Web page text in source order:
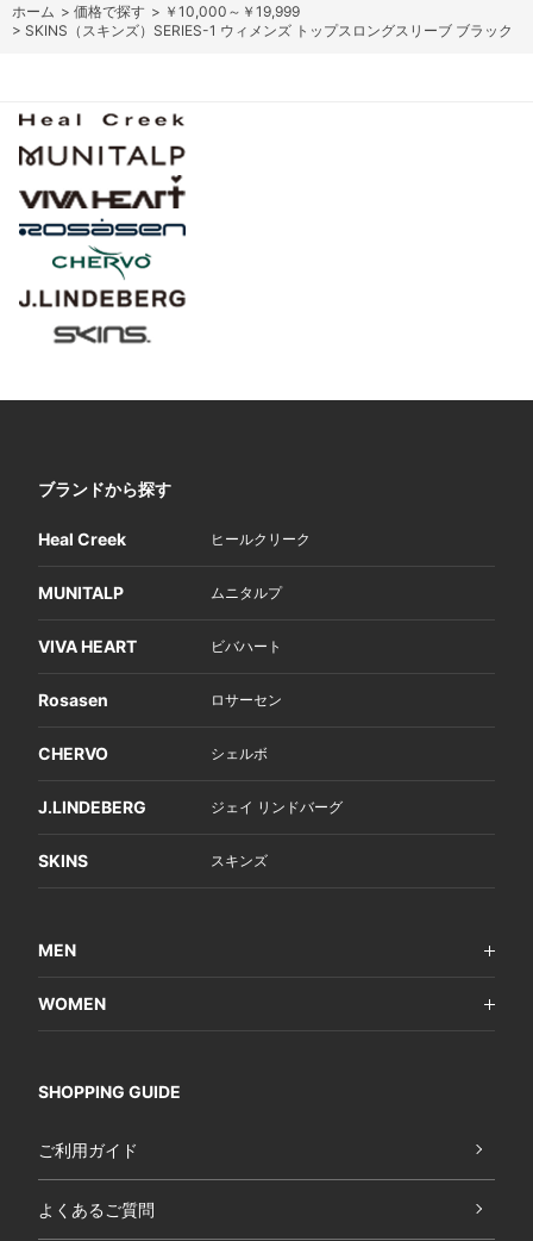
ホーム > 価格で探す > ￥10,000～￥19,999
> SKINS（スキンズ）SERIES-1 ウィメンズ トップスロングスリーブ ブラック
ブランドから探す
Heal Creek ヒールクリーク
MUNITALP ムニタルプ
VIVA HEART ビバハート
Rosasen ロサーセン
CHERVO シェルボ
J.LINDEBERG ジェイ リンドバーグ
SKINS スキンズ
MEN
WOMEN
SHOPPING GUIDE
ご利用ガイド
よくあるご質問